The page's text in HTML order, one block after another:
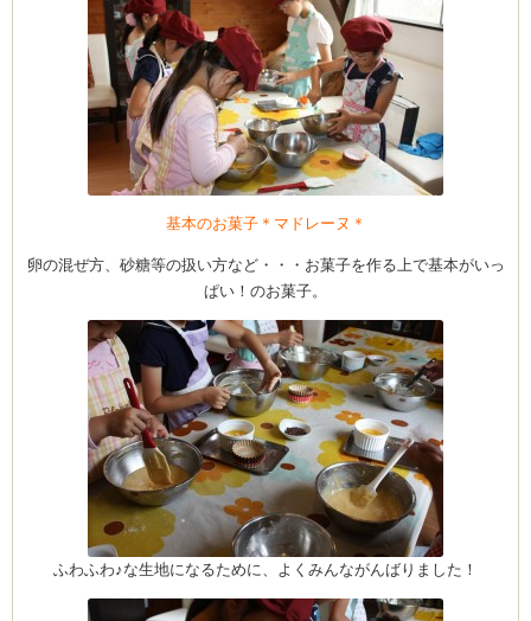
新百合ヶ丘の料理教
ーヌ
基本のお菓子＊マドレーヌ＊
卵の混ぜ方、砂糖等の扱い方など・・・お菓子を作る上で基本がいっ
ぱい！のお菓子。
ふわふわ♪な生地になるために、よくみんながんばりました！